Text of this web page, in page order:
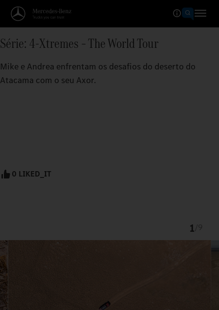
Série: 4-Xtremes – The World Tour
Mike e Andrea enfrentam os desafios do deserto do
Atacama com o seu Axor.
0 LIKED_IT
1